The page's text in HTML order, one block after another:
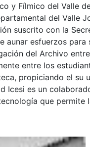
y Fílmico del Valle
del Valle
suscrito con la
aunar esfuerzos para
del Archivo
entre los
propiciando el su
Icesi es un
que permite